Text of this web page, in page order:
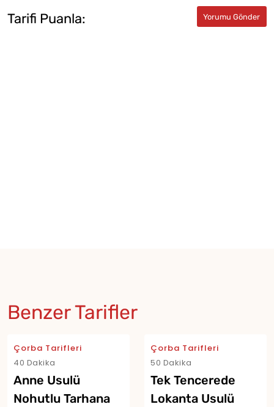
Tarifi Puanla:
Benzer Tarifler
Çorba Tarifleri
40 Dakika
Anne Usulü
Nohutlu Tarhana
Çorba Tarifleri
50 Dakika
Tek Tencerede
Lokanta Usulü